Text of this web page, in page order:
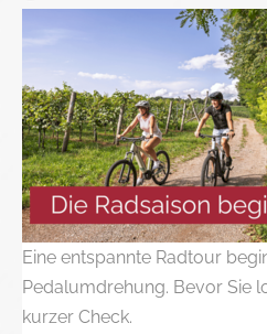
Eine entspannte Radtour
Pedalumdrehung. Bevor Sie
kurzer Check.